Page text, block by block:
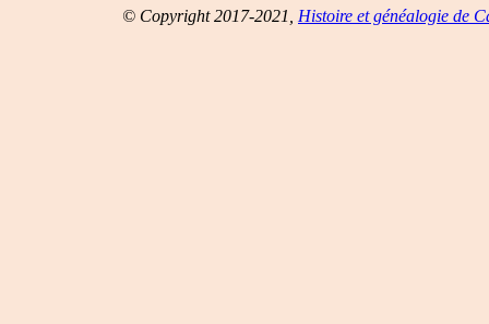
© Copyright 2017-2021, Histoire et généalogie de